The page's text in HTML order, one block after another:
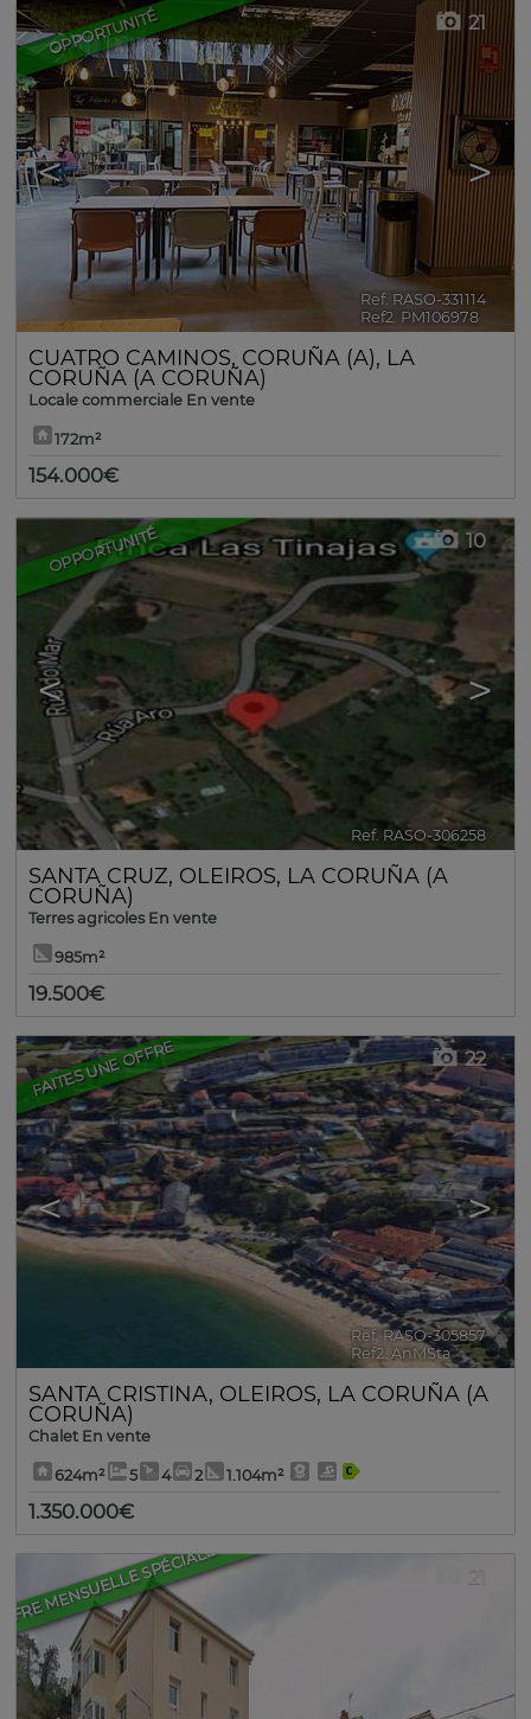
OPPORTUNITÉ
< >
21
Ref. RASO-331114
Ref2. PM106978
CUATRO CAMINOS, CORUÑA (A), LA
CORUÑA (A CORUÑA)
Locale commerciale En vente
172m²
154.000€
OPPORTUNITÉ
< >
10
Ref. RASO-306258
SANTA CRUZ, OLEIROS, LA CORUÑA (A
CORUÑA)
Terres agricoles En vente
985m²
19.500€
FAITES UNE OFFRE
< >
22
Ref. RASO-305857 🔗
Ref2. AnMSta
SANTA CRISTINA, OLEIROS, LA CORUÑA (A
CORUÑA)
Chalet En vente
624m² 5 4 2 1.104m²
1.350.000€
MENSUELLE SPÉCIALE 21